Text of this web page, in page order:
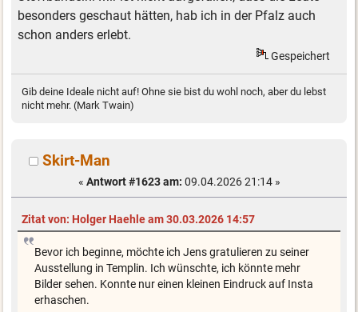
besonders geschaut hätten, hab ich in der Pfalz auch
schon anders erlebt.
Gespeichert
Gib deine Ideale nicht auf! Ohne sie bist du wohl noch, aber du lebst
nicht mehr. (Mark Twain)
Skirt-Man
« Antwort #1623 am: 09.04.2026 21:14 »
Zitat von: Holger Haehle am 30.03.2026 14:57
Bevor ich beginne, möchte ich Jens gratulieren zu seiner
Ausstellung in Templin. Ich wünschte, ich könnte mehr
Bilder sehen. Konnte nur einen kleinen Eindruck auf Insta
erhaschen.